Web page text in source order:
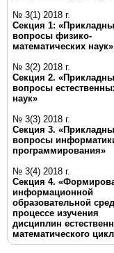
№ 3(1) 2018 г.
Секция 1:
вопросы физико-
математических наук»
№ 3(2) 2018 г.
Секция 2.
вопросы
наук»
№ 3(3) 2018 г.
Секция 3.
вопросы
программирования»
№ 3(4) 2018 г.
Секция 4.
информационной
образовательной
процессе изучения
дисциплин
математического